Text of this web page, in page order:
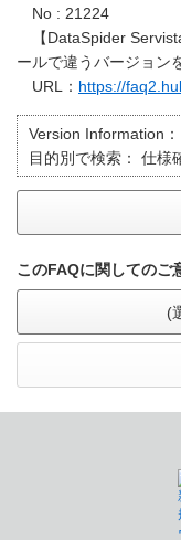
No : 21224
【DataSpider
ールで違うバージョン
URL： https://
Version Information：
目的別で検索：
仕様
このFAQに関してのご
(